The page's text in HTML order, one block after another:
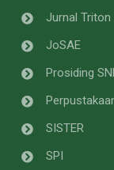
Jurnal Triton
JoSAE
Prosiding
SISTER
SPI